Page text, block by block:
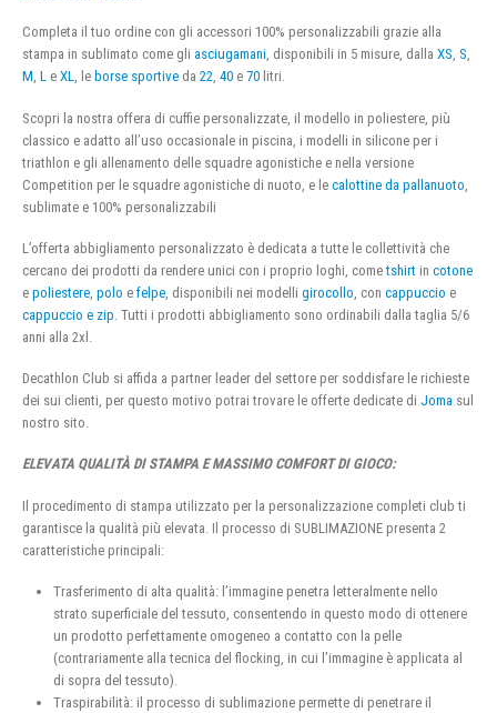
Completa il tuo ordine con gli accessori 100% personalizzabili grazie alla
stampa in sublimato come gli asciugamani, disponibili in 5 misure, dalla XS, S,
M, L e XL, le borse sportive da 22, 40 e 70 litri.
Scopri la nostra offera di cuffie personalizzate, il modello in poliestere, più
classico e adatto all’uso occasionale in piscina, i modelli in silicone per i
triathlon e gli allenamento delle squadre agonistiche e nella versione
Competition per le squadre agonistiche di nuoto, e le calottine da pallanuoto
sublimate e 100% personalizzabili
L’offerta abbigliamento personalizzato è dedicata a tutte le collettività che
cercano dei prodotti da rendere unici con i proprio loghi, cometshirt in cotone
e poliestere polo e felpe , disponibili nei modelli girocollo , con cappuccio e
cappuccio e zip . Tutti i prodotti abbigliamento sono ordinabili dalla taglia 5/6
anni alla 2xl.
Decathlon Club si affida a partner leader del settore per soddisfare le richieste
dei sui clienti, per questo motivo potrai trovare le offerte dedicate di Joma sul
nostro sito.
ELEVATA QUALITÀ DI STAMPA E MASSIMO COMFORT DI GIOCO:
Il procedimento di stampa utilizzato per la personalizzazione completi club ti
garantisce la qualità più elevata. Il processo di SUBLIMAZIONE presenta 2
caratteristiche principali:
Trasferimento di alta qualità: l’immagine penetra letteralmente nello
strato superficiale del tessuto, consentendo in questo modo di ottenere
un prodotto perfettamente omogeneo a contatto con la pelle
(contrariamente alla tecnica del flocking, in cui l’immagine è applicata al
di sopra del tessuto).
Traspirabilità: il processo di sublimazione permette di penetrare il